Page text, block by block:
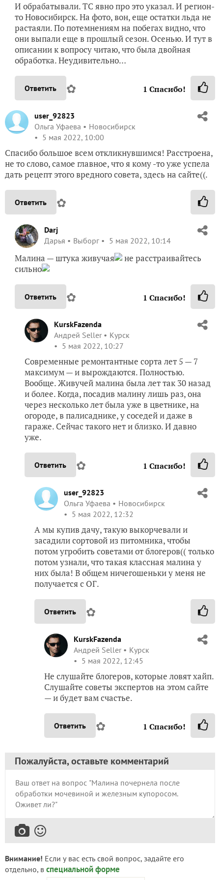
И обрабатывали. ТС явно про это указал. И регион-
то Новосибирск. На фото, вон, еще остатки льда не
растаяли. По потемнениям на побегах видно, что
они выпали еще в прошлый сезон. Осенью. И тут в
описании к вопросу читаю, что была двойная
обработка. Неудивительно…
Ответить ✿ 1 Спасибо!
user_92823
Ольга Уфаева
Новосибирск
5 мая 2022, 10:00
Спасибо большое всем откликнувшимся! Расстроена,
не то слово, самое главное, что я кому -то уже успела
дать рецепт этого вредного совета, здесь на сайте((.
Ответить ✿
Darj
Дарья
Выборг 5 мая 2022, 10:14
Малина — штука живучая
не расстраивайтесь
сильно
Ответить ✿ 1 Спасибо!
KurskFazenda
Андрей Seller
Курск
5 мая 2022, 10:27
Современные ремонтантные сорта лет 5 — 7
максимум — и вырождаются. Полностью.
Вообще. Живучей малина была лет так 30 назад
и более. Когда, посадив малину лишь раз, она
через несколько лет была уже в цветнике, на
огороде, в палисаднике, у соседей и даже в
гараже. Сейчас такого нет и близко. И давно
уже.
Ответить ✿ 1 Спасибо!
user_92823
Ольга Уфаева
Новосибирск
5 мая 2022, 12:32
А мы купив дачу, такую выкорчевали и
засадили сортовой из питомника, чтобы
потом угробить советами от блогеров(( только
потом узнали, что такая классная малина у
них была! В общем ничегошеньки у меня не
получается с ОГ.
Ответить ✿
KurskFazenda
Андрей Seller
Курск
5 мая 2022, 12:45
Не слушайте блогеров, которые ловят хайп.
Слушайте советы экспертов на этом сайте
— и будет вам счастье.
Ответить ✿ 1 Спасибо!
Пожалуйста, оставьте комментарий
Внимание! Если у вас есть свой вопрос, задайте его
отдельно, в специальной форме